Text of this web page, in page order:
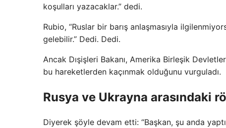
koşulları yazacaklar.” dedi.
Rubio, “Ruslar bir barış anlaşmasıyla
gelebilir.” Dedi. Dedi.
Ancak Dışişleri Bakanı, Amerika Birleşik
bu hareketlerden kaçınmak olduğunu vurguladı.
Rusya ve Ukrayna arasındaki
Diyerek şöyle devam etti: “Başkan, şu anda